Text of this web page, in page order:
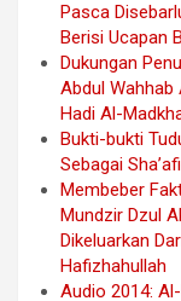
Pasca
Berisi Ucapan
Dukungan
Abdul Wahhab
Hadi Al-
Bukti-bukti
Sebagai
Membeber
Mundzir Dzul
Dikeluarkan
Hafizhahullah
Audio 2014: